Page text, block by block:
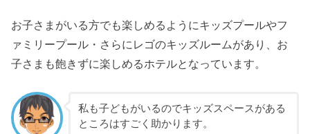
お子さまがいる方でも楽しめるようにキッズプールやフ
ァミリープール・さらにレゴのキッズルームがあり、お
子さまも飽きずに楽しめるホテルとなっています。
私も子どもがいるのでキッズスペースがある
ところはすごく助かります。